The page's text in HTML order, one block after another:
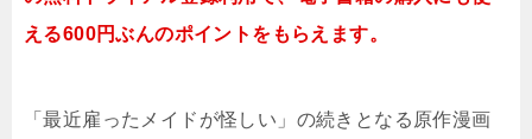
える600円ぶんのポイントをもらえます。
「最近雇ったメイドが怪しい」の続きとなる原作漫画